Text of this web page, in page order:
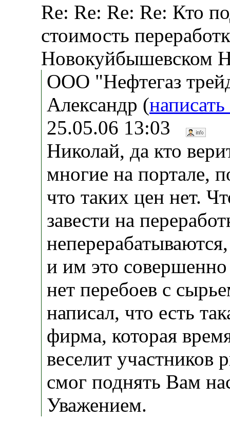
Re: Re: Re: Re: Кто
стоимость
Новокуйбышевском
ООО "Нефтегаз
Александр (
25.05.06 13:03
Николай, да кто
многие на портале,
что таких цен нет.
завести на
и им это
нет перебоев с
написал, что есть
фирма, которая
веселит участников
смог поднять Вам
Уважением.